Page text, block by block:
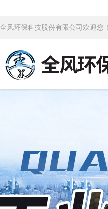
全风环保科技股份有限公司欢迎您！